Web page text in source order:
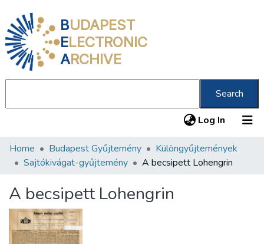
BUDAPEST
ELECTRONIC
ARCHIVE
Search
Log In (current)
Communities & Collections
Statistics
About us
Home Budapest Gyűjtemény
Különgyűjtemények
Sajtókivágat-gyűjtemény
A becsipett Lohengrin
A becsipett Lohengrin